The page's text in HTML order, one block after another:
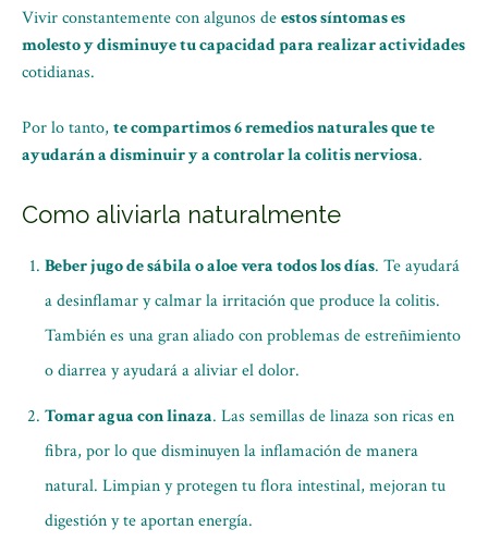
Vivir constantemente con algunos deestos síntomas es
molesto y disminuye tu capacidad para realizar actividades
cotidianas.
Por lo tanto, te compartimos 6 remedios naturales que te
ayudarán a disminuir y a controlar la colitis nerviosa.
Como aliviarla naturalmente
Beber jugo de sábila o aloe vera todos los días. Te ayudará
a desinflamar y calmar la irritación que produce la colitis.
También es una gran aliado con problemas de estreñimiento
o diarrea y ayudará a aliviar el dolor.
Tomar agua con linaza. Las semillas de linaza son ricas en
fibra, por lo que disminuyen la inflamación de manera
natural. Limpian y protegen tu flora intestinal, mejoran tu
digestión y te aportan energía.